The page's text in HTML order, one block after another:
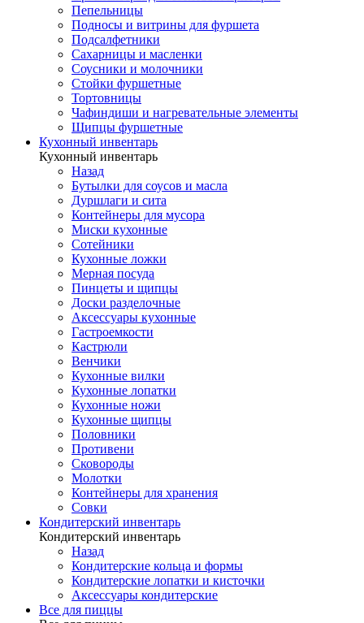
Пепельницы
Подносы и витрины для фуршета
Подсалфетники
Сахарницы и масленки
Соусники и молочники
Стойки фуршетные
Тортовницы
Чафиндиши и нагревательные элементы
Щипцы фуршетные
Кухонный инвентарь
Кухонный инвентарь
Назад
Бутылки для соусов и масла
Дуршлаги и сита
Контейнеры для мусора
Миски кухонные
Сотейники
Кухонные ложки
Мерная посуда
Пинцеты и щипцы
Доски разделочные
Аксессуары кухонные
Гастроемкости
Кастрюли
Венчики
Кухонные вилки
Кухонные лопатки
Кухонные ножи
Кухонные щипцы
Половники
Противени
Сковороды
Молотки
Контейнеры для хранения
Совки
Кондитерский инвентарь
Кондитерский инвентарь
Назад
Кондитерские кольца и формы
Кондитерские лопатки и кисточки
Аксессуары кондитерские
Все для пиццы